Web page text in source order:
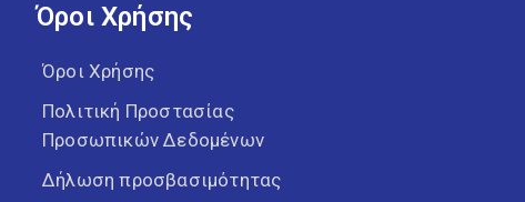
Όροι Χρήσης
Όροι Χρήσης
Πολιτική Προστασίας
Προσωπικών Δεδομένων
Δήλωση προσβασιμότητας